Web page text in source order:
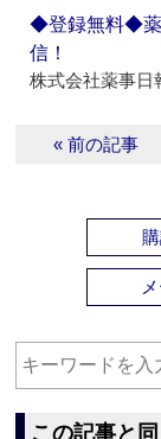
◆登録無料◆薬
信！
株式会社薬事日
« 前の記事
この記事と